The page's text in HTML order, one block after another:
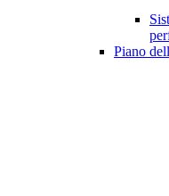
Piano